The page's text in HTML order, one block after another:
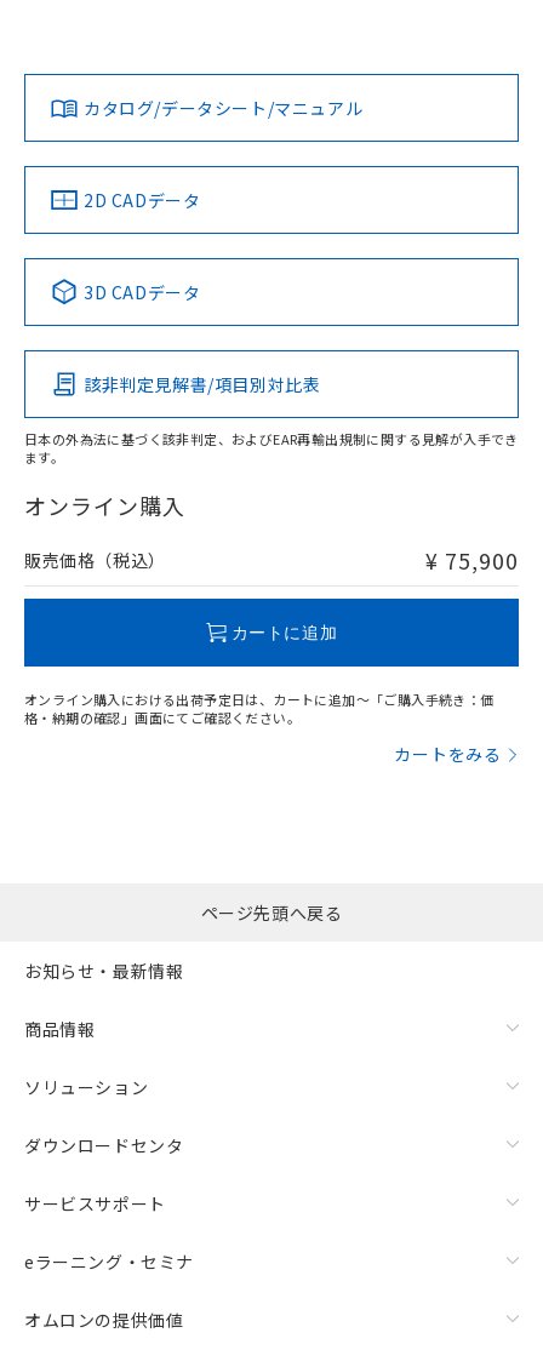
対応済み
中国 RoHS 注意事項・凡例
Pb Hg Cd Cr(VI)
O
在庫等で未対応品が混在する可能性があります。
問い合わせください。
LR型式承認
（イギリス
船舶規格）
DNV型式承認
（ノルウェー
BV型式承認
（フランス
KR型式
（韓国
No No No No
この製品の規格認証/適合状況ページへ
その他の認証はこちらのページからご検索ください
カタログ/データシート/マニュアル
2D CADデータ
3D CADデータ
該非判定見解書/項目別対比表
日本の外為法に基づく該非判定、およびEAR再輸出規制に関する見解が入手でき
ます。
オンライン購入
販売価格（税込） ¥ 75,900
カートに追加
オンライン購入における出荷予定日は、カートに追加～「ご購入手続き：価
格・納期の確認」画面にてご確認ください。
カートをみる
また、RoHS指令のフタル酸エステル類４
物質の対応では、対応完了までの期間は出
していることから、特段のことがない限
り、2022年1月12日より割愛しておりま
す。
ページ先頭へ戻る
お知らせ・最新情報
商品情報
ソリューション
ダウンロードセンタ
サービスサポート
eラーニング・セミナ
オムロンの提供価値